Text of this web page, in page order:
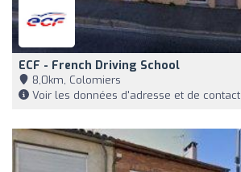
ECF - French Driving School
8,0km, Colomiers
Voir les données d'adresse et de contact